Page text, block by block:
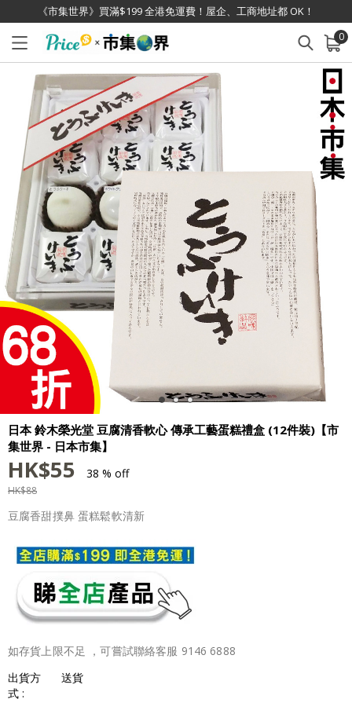
《市集世界》買滿$199 全港免運費！屋企、工商地址都 OK！
0
已加入購物車 查看
日本 鈴木榮光堂 豆腐清香軟心 傳承工藝蛋糕禮盒 (12件裝)【市
集世界 - 日本市集】
HK$55 38 % off
HK$88
豆腐香甜撲鼻 蛋糕鬆軟清新
如存貨上限不足 ，可嘗試聯絡客服 9146 6888
出貨方
式 :
送貨